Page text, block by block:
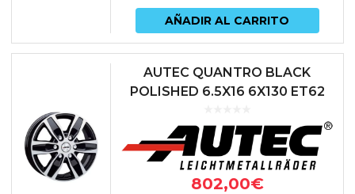
AÑADIR AL CARRITO
AUTEC QUANTRO BLACK
POLISHED 6.5X16 6X130 ET62
802,00€